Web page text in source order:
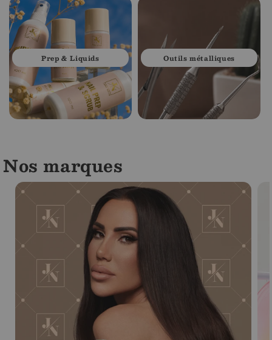
Prep & Liquids Outils métalliques
Nos marques